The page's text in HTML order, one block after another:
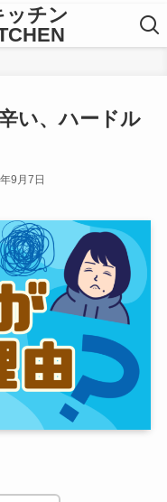
ッチン
い、ハードル
9月7日